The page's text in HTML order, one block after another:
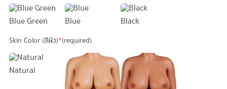
Blue Green Blue Black
Skin Color (สีผิว)*(required)
Natural